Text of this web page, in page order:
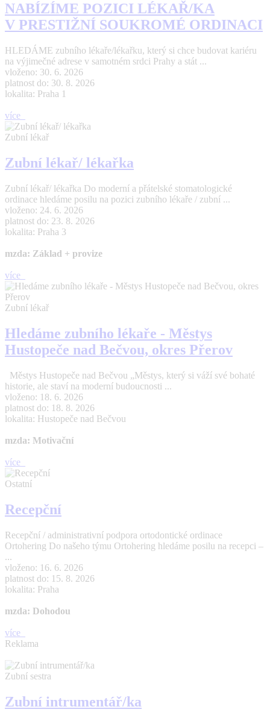
NABÍZÍME POZICI LÉKAŘ/KA
V PRESTIŽNÍ SOUKROMÉ ORDINACI
HLEDÁME zubního lékaře/lékařku, který si chce budovat kariéru
na výjimečné adrese v samotném srdci Prahy a stát ...
vloženo: 30. 6. 2026
platnost do: 30. 8. 2026
lokalita: Praha 1
více
Zubní lékař
Zubní lékař/ lékařka
Zubní lékař/ lékařka Do moderní a přátelské stomatologické
ordinace hledáme posilu na pozici zubního lékaře / zubní ...
vloženo: 24. 6. 2026
platnost do: 23. 8. 2026
lokalita: Praha 3
mzda: Základ + provize
více
Zubní lékař
Hledáme zubního lékaře - Městys
Hustopeče nad Bečvou, okres Přerov
Městys Hustopeče nad Bečvou „Městys, který si váží své bohaté
historie, ale staví na moderní budoucnosti ...
vloženo: 18. 6. 2026
platnost do: 18. 8. 2026
lokalita: Hustopeče nad Bečvou
mzda: Motivační
více
Ostatní
Recepční
Recepční / administrativní podpora ortodontické ordinace
Ortohering Do našeho týmu Ortohering hledáme posilu na recepci –
...
vloženo: 16. 6. 2026
platnost do: 15. 8. 2026
lokalita: Praha
mzda: Dohodou
více
Reklama
Zubní sestra
Zubní intrumentář/ka